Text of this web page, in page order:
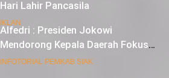
Hari Lahir Pancasila
IKLAN
Alfedri : Presiden Jokowi
Mendorong Kepala Daerah Fokus
pada Inflasi dan Pilkada Serentak
INFOTORIAL PEMKAB SIAK